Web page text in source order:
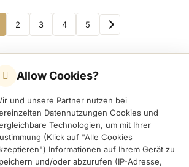
Allow Cookies?
und unsere Partner nutzen bei
Datennutzungen Cookies und
Technologien, um mit Ihrer
(Klick auf "Alle Cookies
Informationen auf Ihrem Gerät zu
und/oder abzurufen (IP-Adresse,
currently reading page
2 3 4 5